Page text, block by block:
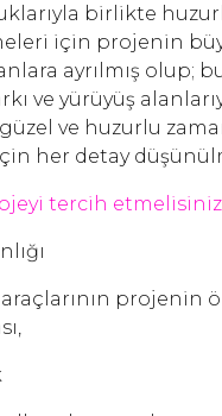
birlikte
için projenin
ayrılmış olup;
ve yürüyüş
ve huzurlu
her detay
tercih
araçlarının projenin